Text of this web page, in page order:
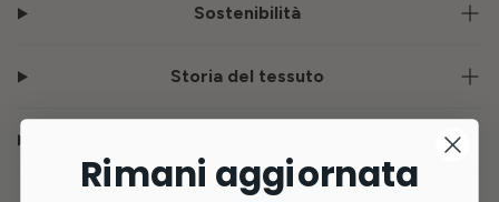
Sostenibilità
Storia del tessuto
Rimani aggiornata